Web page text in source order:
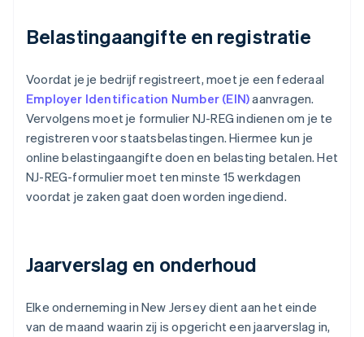
Belastingaangifte en registratie
Voordat je je bedrijf registreert, moet je een federaal
Employer Identification Number (EIN)aanvragen.
Vervolgens moet je formulier NJ-REG indienen om je te
registreren voor staatsbelastingen. Hiermee kun je
online belastingaangifte doen en belasting betalen. Het
NJ-REG-formulier moet ten minste 15 werkdagen
voordat je zaken gaat doen worden ingediend.
Jaarverslag en onderhoud
Elke onderneming in New Jersey dient aan het einde
van de maand waarin zij is opgericht een jaarverslag in,